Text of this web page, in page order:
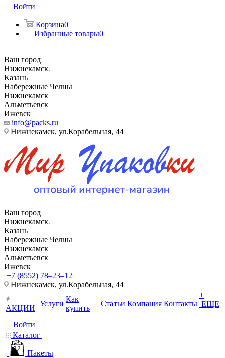
Войти
Корзина0
Избранные товары0
Ваш город
Нижнекамск
Казань
Набережные Челны
Нижнекамск
Альметьевск
Ижевск
info@packs.ru
Нижнекамск, ​ул.Корабельная, 44
Ваш город
Нижнекамск
Казань
Набережные Челны
Нижнекамск
Альметьевск
Ижевск
+7 (8552) 78‒23‒12
Нижнекамск, ​ул.Корабельная, 44
АКЦИИ
Услуги
Как
купить
Статьи Компания Контакты
+
ЕЩЕ
Войти
Каталог
Пакеты